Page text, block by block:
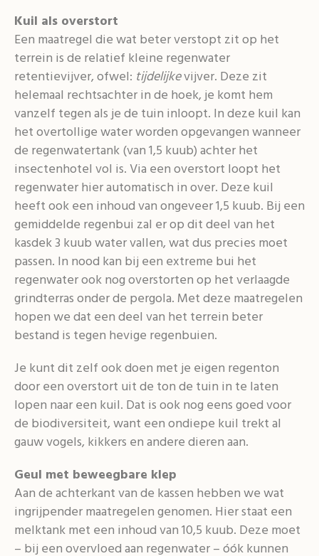
Kuil als overstort
Een maatregel die wat beter verstopt zit op het
terrein is de relatief kleine regenwater
retentievijver, ofwel: tijdelijkevijver. Deze zit
helemaal rechtsachter in de hoek, je komt hem
vanzelf tegen als je de tuin inloopt. In deze kuil kan
het overtollige water worden opgevangen wanneer
de regenwatertank (van 1,5 kuub) achter het
insectenhotel vol is. Via een overstort loopt het
regenwater hier automatisch in over. Deze kuil
heeft ook een inhoud van ongeveer 1,5 kuub. Bij een
gemiddelde regenbui zal er op dit deel van het
kasdek 3 kuub water vallen, wat dus precies moet
passen. In nood kan bij een extreme bui het
regenwater ook nog overstorten op het verlaagde
grindterras onder de pergola. Met deze maatregelen
hopen we dat een deel van het terrein beter
bestand is tegen hevige regenbuien.
Je kunt dit zelf ook doen met je eigen regenton
door een overstort uit de ton de tuin in te laten
lopen naar een kuil. Dat is ook nog eens goed voor
de biodiversiteit, want een ondiepe kuil trekt al
gauw vogels, kikkers en andere dieren aan.
Geul met beweegbare klep
Aan de achterkant van de kassen hebben we wat
ingrijpender maatregelen genomen. Hier staat een
melktank met een inhoud van 10,5 kuub. Deze moet
– bij een overvloed aan regenwater – óók kunnen